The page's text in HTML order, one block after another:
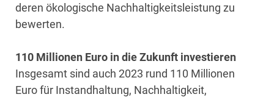
deren ökologische Nachhaltigkeitsleistung zu
bewerten.
110 Millionen Euro in die Zukunft investieren
Insgesamt sind auch 2023 rund 110 Millionen
Euro für Instandhaltung, Nachhaltigkeit,